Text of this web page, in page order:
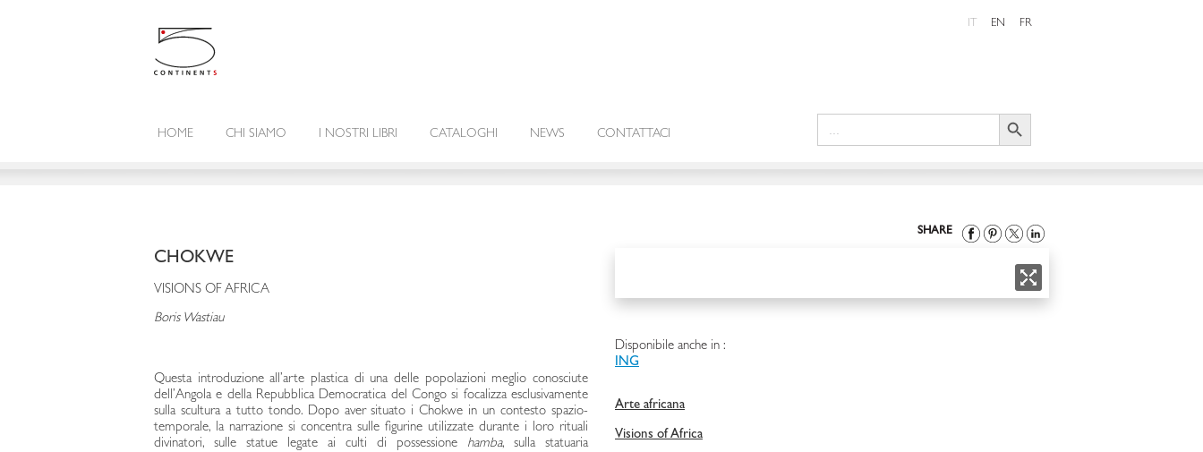
IT EN FR
HOME CHI SIAMO I NOSTRI LIBRI CATALOGHI NEWS CONTATTACI
Search Button
SHARE
CHOKWE
VISIONS OF AFRICA
Boris Wastiau
Questa introduzione all’arte plastica di una delle popolazioni meglio conosciute
dell’Angola e della Repubblica Democratica del Congo si focalizza esclusivamente
sulla scultura a tutto tondo. Dopo aver situato i Chokwe in un contesto spazio-
temporale, la narrazione si concentra sulle figurine utilizzate durante i loro rituali
divinatori, sulle statue legate ai culti di possessione hamba, sulla statuaria
Disponibile anche in :
ING
Arte africana
Visions of Africa